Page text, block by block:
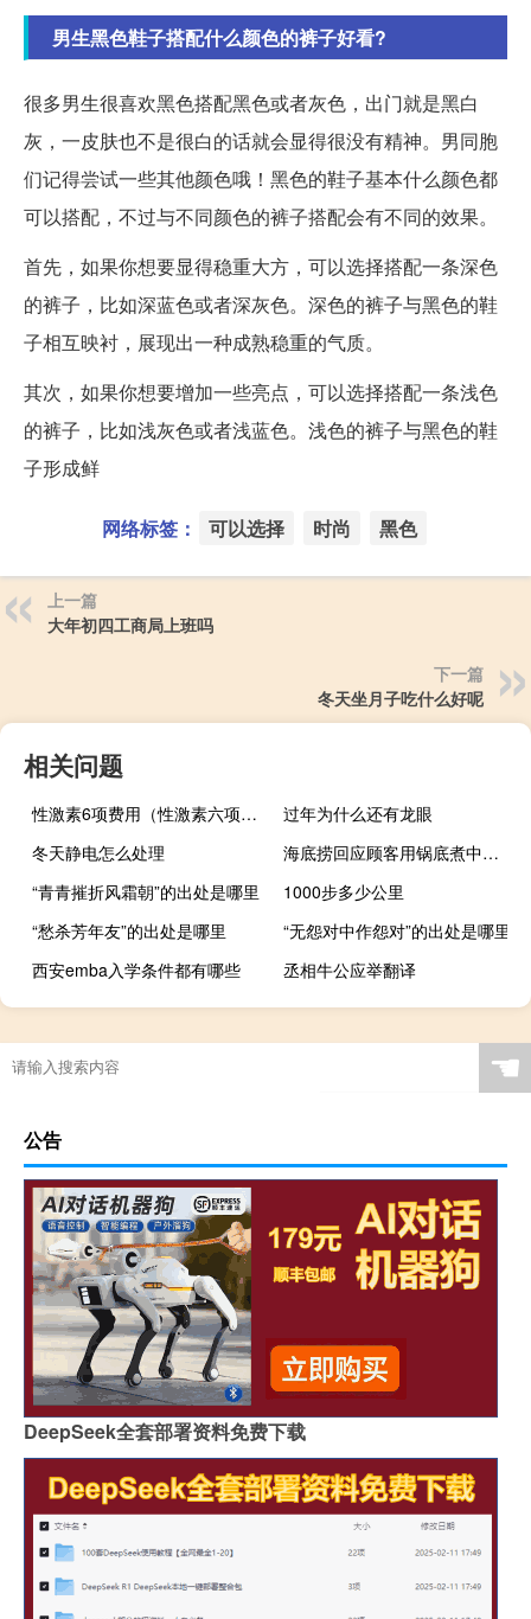
男生黑色鞋子搭配什么颜色的裤子好看?
很多男生很喜欢黑色搭配黑色或者灰色，出门就是黑白
灰，一皮肤也不是很白的话就会显得很没有精神。男同胞
们记得尝试一些其他颜色哦！黑色的鞋子基本什么颜色都
可以搭配，不过与不同颜色的裤子搭配会有不同的效果。
首先，如果你想要显得稳重大方，可以选择搭配一条深色
的裤子，比如深蓝色或者深灰色。深色的裤子与黑色的鞋
子相互映衬，展现出一种成熟稳重的气质。
其次，如果你想要增加一些亮点，可以选择搭配一条浅色
的裤子，比如浅灰色或者浅蓝色。浅色的裤子与黑色的鞋
子形成鲜
网络标签： 可以选择 时尚 黑色
上一篇
大年初四工商局上班吗
下一篇
冬天坐月子吃什么好呢
相关问题
性激素6项费用（性激素六项收费标准是什么）
过年为什么还有龙眼
冬天静电怎么处理
海底捞回应顾客用锅底煮中药酸梅汤：建议在家煮好
“青青摧折风霜朝”的出处是哪里
1000步多少公里
“愁杀芳年友”的出处是哪里
“无怨对中作怨对”的出处是哪里
西安emba入学条件都有哪些
丞相牛公应举翻译
☚
公告
DeepSeek全套部署资料免费下载